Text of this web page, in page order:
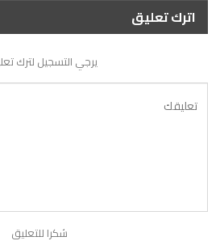
اترك تعليق
يرجي التسجيل لترك
شكرا للتعليق